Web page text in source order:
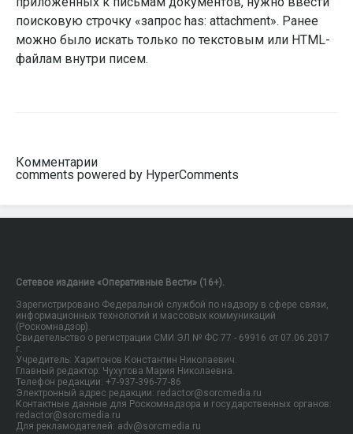
поисковую строчку «запрос has: attachment». Ранее
можно было искать только по текстовым или HTML-
файлам внутри писем.
Комментарии
comments powered by HyperComments
Сетевое издание «Оперативные Вести» (16+).
Зарегистрировано Федеральной службой по надзору в сфере связи,
информационных технологий и массовых коммуникаций
(Роскомнадзор).
Свидетельство о регистрации СМИ ЭЛ № ФС 77 - 69916 от 07.06.2017
г.
Учредитель: Харитонов Константин Николаевич.
Главный редактор: Чухутова Мария Николаевна.
Телефон редакции: +7-937-396-77-86
Электронный адрес редакции: redactor@sorcmedia.ru
Контактные данные для Роскомнадзора и государственных органов:
redactor@sorcmedia.ru
Для рекламодателей: adv@sorcmedia.ru